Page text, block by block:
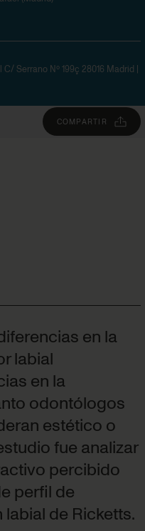
Serrano Nº 199ç 28016 Madrid |
COMPARTIR
en la
labial
en la
odontólogos
estético o
fue analizar
percibido
perfil de
de Ricketts.